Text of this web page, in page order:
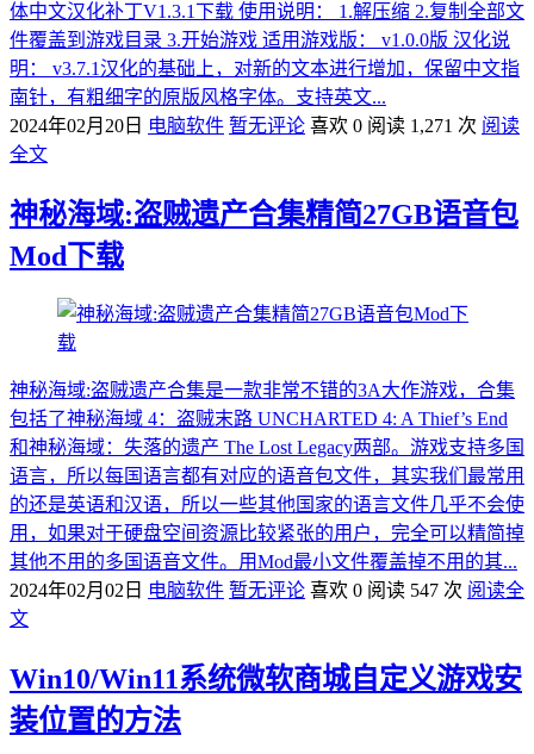
体中文汉化补丁V1.3.1下载 使用说明： 1.解压缩 2.复制全部文
件覆盖到游戏目录 3.开始游戏 适用游戏版： v1.0.0版 汉化说
明： v3.7.1汉化的基础上，对新的文本进行增加，保留中文指
南针，有粗细字的原版风格字体。支持英文...
2024年02月20日 电脑软件 暂无评论 喜欢 0 阅读 1,271 次 阅读
全文
神秘海域:盗贼遗产合集精简27GB语音包
Mod下载
神秘海域:盗贼遗产合集是一款非常不错的3A大作游戏，合集
包括了神秘海域 4：盗贼末路 UNCHARTED 4: A Thief’s End
和神秘海域：失落的遗产 The Lost Legacy两部。游戏支持多国
语言，所以每国语言都有对应的语音包文件，其实我们最常用
的还是英语和汉语，所以一些其他国家的语言文件几乎不会使
用，如果对于硬盘空间资源比较紧张的用户，完全可以精简掉
其他不用的多国语音文件。用Mod最小文件覆盖掉不用的其...
2024年02月02日 电脑软件 暂无评论 喜欢 0 阅读 547 次 阅读全
文
Win10/Win11系统微软商城自定义游戏安
装位置的方法